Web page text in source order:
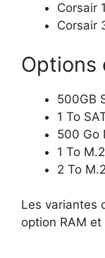
Corsair
Corsair
Options
500GB
1 To
500 Go
1 To
2 To
Les variantes
option RAM et